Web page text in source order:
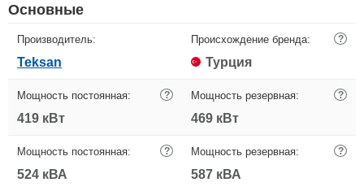
Основные
Производитель:
Teksan
Происхождение бренда: ?
Турция
Мощность постоянная: ?
419 кВт
Мощность резервная: ?
469 кВт
Мощность постоянная: ?
524 кВА
Мощность резервная: ?
587 кВА